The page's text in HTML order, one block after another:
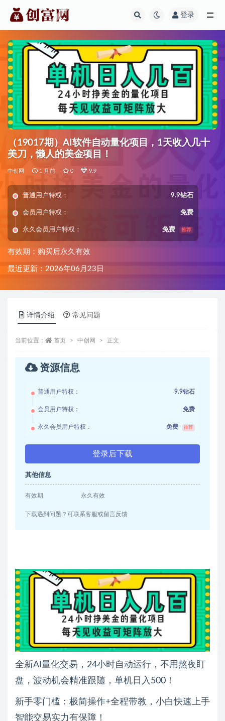
登录
（19017期）AI软件自动量化项目，1天收入几十
美刀，懒人的美金项目！
中创网 1 月前 0 9.9
普通用户特权： 9.9钻石
会员用户特权： 免费
永久会员用户特权： 免费 推荐
有效期：购买后永久有效
最近更新：2026年06月23日
详情介绍 常见问题
当前位置： 首页 中创网 正文
资源信息
普通用户特权： 9.9钻石
会员用户特权： 免费
永久会员用户特权： 免费 推荐
登录后下载
其他信息
有效期 永久有效
下载遇到问题？可联系客服或留言反馈
全新AI量化交易，24小时自动运行，不用熬夜盯
盘，波动机会精准跟随，单机日入500！
新手零门槛：极简操作+全程带教，小白快速上手
智能交易实力有保障！